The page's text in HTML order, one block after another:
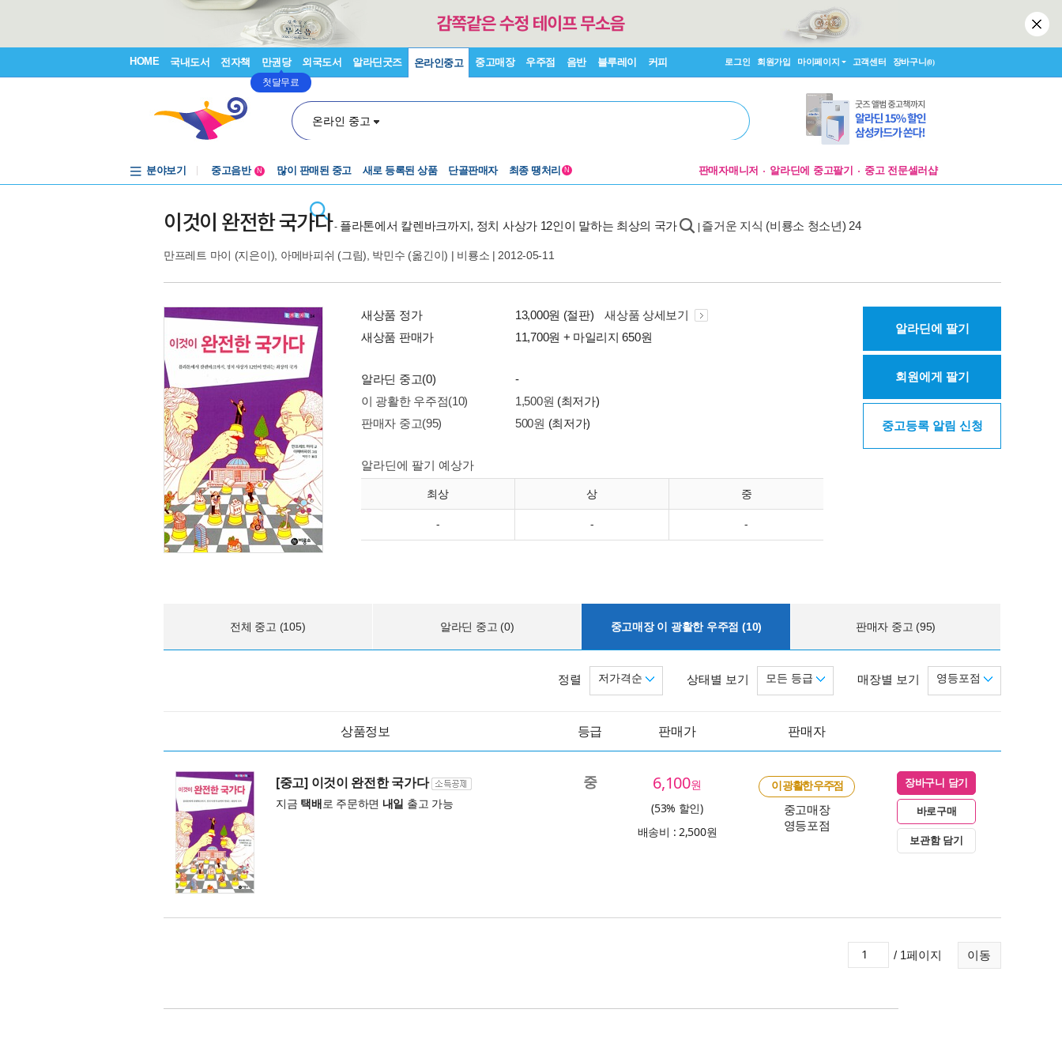
HOME 국내도서 전자책 만권당
첫달무료
외국도서 알라딘굿즈 온라인중고 중고매장 우주점 음반 블루레이 커피 로그인 회원가입 마이페이지 고객센터 장바구니(0)
온라인 중고
분야보기
중고음반
N 많이 판매된 중고 새로 등록된 상품 단골판매자 최종 땡처리 N 판매자매니저 알라딘에 중고팔기 중고 전문셀러샵
이것이 완전한 국가다- 플라톤에서 칼렌바크까지, 정치 사상가 12인이 말하는 최상의 국가 즐거운 지식 (비룡소 청소년) 24
만프레트 마이 (지은이), 아메바피쉬 (그림), 박민수 (옮긴이) | 비룡소 | 2012-05-11
새상품 정가 13,000원 (절판)
새상품 상세보기
새상품 판매가
11,700원 + 마일리지 650원
알라딘 중고(0)
-
이 광활한 우주점(10)
1,500원 (최저가)
판매자 중고(95)
500원 (최저가)
알라딘에 팔기 예상가
최상 상 중
- - -
알라딘에 팔기
회원에게 팔기
중고등록 알림 신청
전체 중고 (105) 알라딘 중고 (0) 중고매장 이 광활한 우주점 (10) 판매자 중고 (95)
매장별 보기 영등포점
상태별 보기 모든 등급
정렬 저가격순
상품정보 등급 판매가 판매자
[중고] 이것이 완전한 국가다
지금 택배로 주문하면 내일 출고 가능
중 6,100원
(53% 할인)
배송비 : 2,500원
이 광활한 우주점
중고매장
영등포점
장바구니 담기
바로구매
보관함 담기
이동
/ 1페이지